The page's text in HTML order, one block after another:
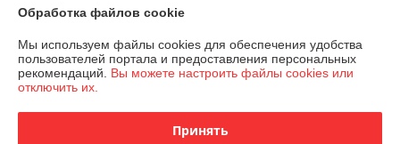
Юридическое лицо:ООО Фараон-трейд
246050 г. Гомель, ул. Гагарина, 49, офис 1-10
Обработка файлов cookie
Мы используем файлы cookies для обеспечения удобства
пользователей портала и предоставления персональных
рекомендаций. Вы можете настроить файлы cookies или
отключить их.
Принять